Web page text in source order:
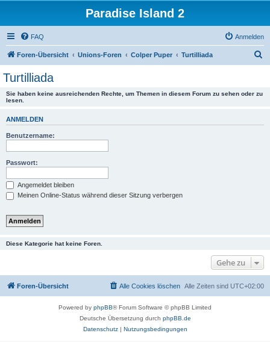
Paradise Island 2
FAQ Anmelden
Foren-Übersicht Unions-Foren Colper Puper Turtilliada
Turtilliada
Sie haben keine ausreichenden Rechte, um Themen in diesem Forum zu sehen oder zu
lesen.
ANMELDEN
Benutzername:
Passwort:
Angemeldet bleiben
Meinen Online-Status während dieser Sitzung verbergen
Diese Kategorie hat keine Foren.
Gehe zu
Foren-Übersicht Alle Zeiten sind UTC+02:00
Alle Cookies löschen
Powered by phpBB® Forum Software © phpBB Limited
Deutsche Übersetzung durch phpBB.de
Datenschutz| Nutzungsbedingungen